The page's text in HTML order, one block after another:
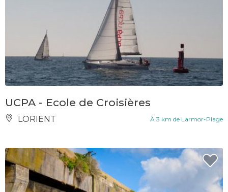
UCPA - Ecole de Croisières
LORIENT À 3 km de Larmor-Plage